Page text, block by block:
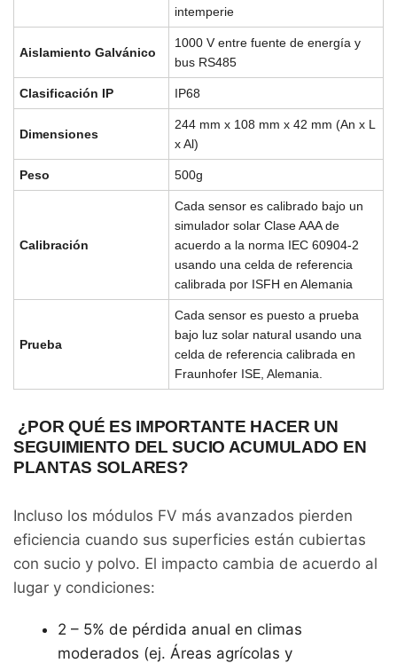
intemperie
Aislamiento Galvánico
1000 V entre fuente de energía y
bus RS485
Clasificación IP IP68
Dimensiones
244 mm x 108 mm x 42 mm (An x L
x Al)
Peso 500g
Calibración
Cada sensor es calibrado bajo un
simulador solar Clase AAA de
acuerdo a la norma IEC 60904-2
usando una celda de referencia
calibrada por ISFH en Alemania
Prueba
Cada sensor es puesto a prueba
bajo luz solar natural usando una
celda de referencia calibrada en
Fraunhofer ISE, Alemania.
¿POR QUÉ ES IMPORTANTE HACER UN
SEGUIMIENTO DEL SUCIO ACUMULADO EN
PLANTAS SOLARES?
Incluso los módulos FV más avanzados pierden
eficiencia cuando sus superficies están cubiertas
con sucio y polvo. El impacto cambia de acuerdo al
lugar y condiciones:
2 – 5% de pérdida anual en climas
moderados (ej. Áreas agrícolas y